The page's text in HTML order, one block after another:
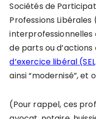
Sociétés de
Professions Libérales
de parts ou
d’exercice libéral
ainsi “modernisé”, et
(Pour rappel, ces